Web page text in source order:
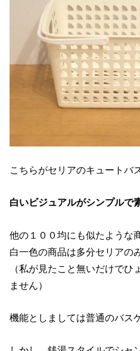
こちらがセリアのキュートバ
白いビジュアルがシンプルで
他の１００均にも似たような
白一色の商品は多分セリアの
（私が見たこと無いだけで
ません）
機能としましては普通のバス